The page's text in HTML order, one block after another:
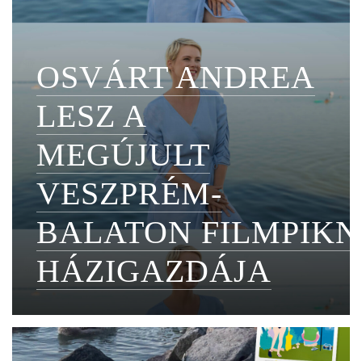
OSVÁRT ANDREA
LESZ A
MEGÚJULT
VESZPRÉM-
BALATON
HÁZIGAZDÁJA